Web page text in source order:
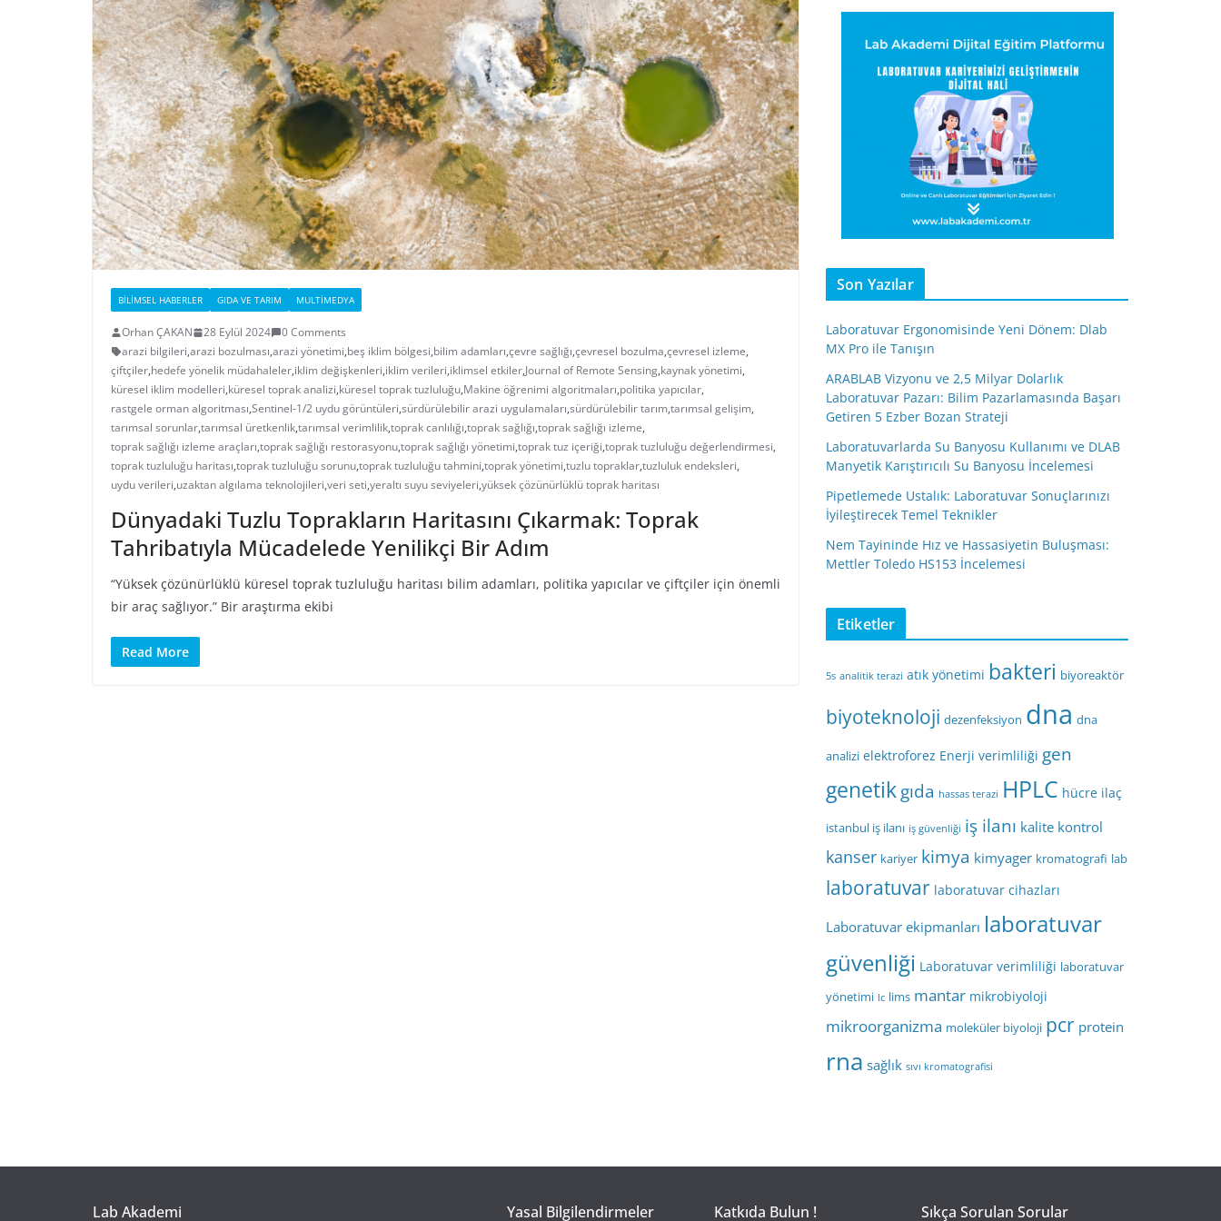
BILIMSEL HABERLER GIDA VE TARIM MULTIMEDYA
Orhan ÇAKAN 28 Eylül 2024
0 Comments
arazi bilgileri,arazi bozulması,arazi yönetimi,beş iklim bölgesi,bilim adamları,çevre sağlığı,çevresel bozulma,çevresel izleme,
çiftçiler,hedefe yönelik müdahaleler,iklim değişkenleri,iklim verileri,iklimsel etkiler,Journal of Remote Sensing,kaynak yönetimi,
küresel iklim modelleri,küresel toprak analizi,küresel toprak tuzluluğu,Makine öğrenimi algoritmaları,politika yapıcılar,
rastgele orman algoritması,Sentinel-1/2 uydu görüntüleri,sürdürülebilir arazi uygulamaları,sürdürülebilir tarım,tarımsal gelişim,
tarımsal sorunlar,tarımsal üretkenlik,tarımsal verimlilik,toprak canlılığı,toprak sağlığı,toprak sağlığı izleme,
toprak sağlığı izleme araçları,toprak sağlığı restorasyonu,toprak sağlığı yönetimi,toprak tuz içeriği,toprak tuzluluğu değerlendirmesi,
toprak tuzluluğu haritası,toprak tuzluluğu sorunu,toprak tuzluluğu tahmini,toprak yönetimi,tuzlu topraklar,tuzluluk endeksleri,
uydu verileri,uzaktan algılama teknolojileri,veri seti,yeraltı suyu seviyeleri,yüksek çözünürlüklü toprak haritası
Dünyadaki Tuzlu Toprakların Haritasını Çıkarmak: Toprak
Tahribatıyla Mücadelede Yenilikçi Bir Adım
“Yüksek çözünürlüklü küresel toprak tuzluluğu haritası bilim adamları, politika yapıcılar ve çiftçiler için önemli
bir araç sağlıyor.” Bir araştırma ekibi
Read More
Son Yazılar
Laboratuvar Ergonomisinde Yeni Dönem: Dlab
MX Pro ile Tanışın
ARABLAB Vizyonu ve 2,5 Milyar Dolarlık
Laboratuvar Pazarı: Bilim Pazarlamasında Başarı
Getiren 5 Ezber Bozan Strateji
Laboratuvarlarda Su Banyosu Kullanımı ve DLAB
Manyetik Karıştırıcılı Su Banyosu İncelemesi
Pipetlemede Ustalık: Laboratuvar Sonuçlarınızı
İyileştirecek Temel Teknikler
Nem Tayininde Hız ve Hassasiyetin Buluşması:
Mettler Toledo HS153 İncelemesi
Etiketler
5s analitik terazi atık yönetimi bakteri biyoreaktör
biyoteknoloji dezenfeksiyon dna dna
analizi elektroforez Enerji verimliliği gen
genetikgıda hassas terazi HPLC hücre ilaç
istanbul iş ilanı iş güvenliği iş ilanı kalite kontrol
kanser kariyer kimya kimyager kromatografi lab
laboratuvar laboratuvar cihazları
Laboratuvar ekipmanları laboratuvar
güvenliği Laboratuvar verimliliği laboratuvar
yönetimi lc lims mantar mikrobiyoloji
mikroorganizma moleküler biyoloji pcr protein
rna sağlık sıvı kromatografisi
Lab Akademi Yasal Bilgilendirmeler Katkıda Bulun ! Sıkça Sorulan Sorular